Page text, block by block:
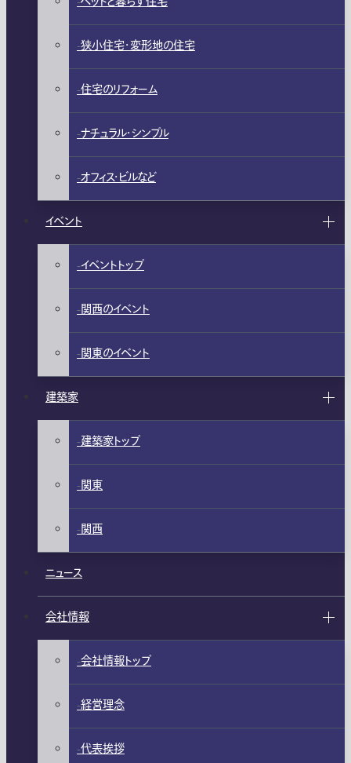
狭小住宅・変形地の住宅
住宅のリフォーム
ナチュラル・シンプル
オフィス・ビルなど
イベント
イベントトップ
関西のイベント
関東のイベント
建築家
建築家トップ
関東
関西
ニュース
会社情報
会社情報トップ
経営理念
代表挨拶